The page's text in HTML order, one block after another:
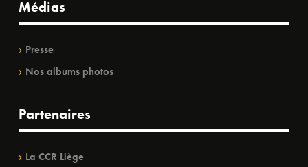
Médias
Presse
Nos albums photos
Partenaires
La CCR Liège